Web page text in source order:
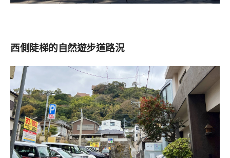
西側陡梯的自然遊步道路況